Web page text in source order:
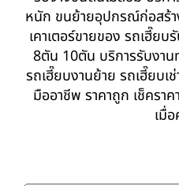
หนัก ขนย้ายอุปกรณ์ก่อสร้
เคาเตอร์ขายของ รถเฮี๊ย
8ตัน 10ตัน บริการรับงา
รถเฮี๊ยบงานย้าย รถเฮี๊ยบเ
มืออาชีพ ราคาถูก เช็ครา
เมื่